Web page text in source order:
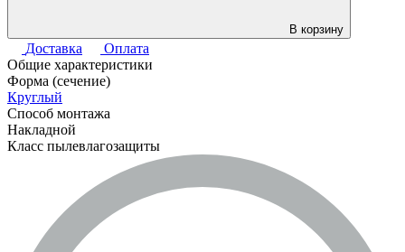
В корзину
Доставка
Оплата
Общие характеристики
Форма (сечение)
Круглый
Способ монтажа
Накладной
Класс пылевлагозащиты